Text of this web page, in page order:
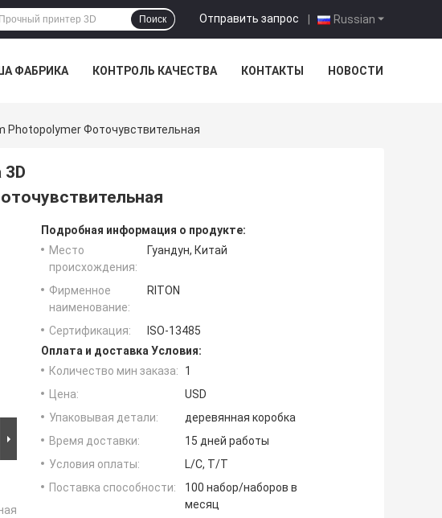
Russian
Отправить запрос |
Поиск
ФАБРИКА КОНТРОЛЬ КАЧЕСТВА КОНТАКТЫ НОВОСТИ
Photopolymer Фоточувствительная
Подробная информация о продукте:
Место
происхождения:
Гуандун, Китай
Фирменное
наименование:
RITON
Сертификация:
ISO-13485
Оплата и доставка Условия:
Количество мин заказа:
1
Цена:
USD
Упаковывая детали:
деревянная коробка
Время доставки:
15 дней работы
Условия оплаты:
L/C, T/T
Поставка способности:
100 набор/наборов в
месяц